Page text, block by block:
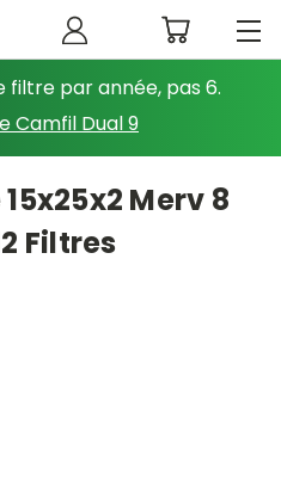
filtre par année, pas 6.
Camfil Dual 9
Merv 8
Filtres